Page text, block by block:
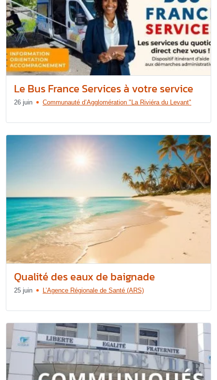
Le Bus France Services à votre service
26 juin Communauté d’Agglomération "La Riviéra du Levant"
Qualité des eaux de baignade
25 juin L’Agence Régionale de Santé (ARS)